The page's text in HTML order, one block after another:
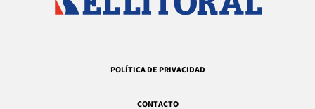
POLÍTICA DE PRIVACIDAD
CONTACTO